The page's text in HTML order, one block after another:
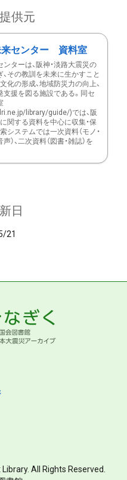
供元
来センター 資料室
ターは、阪神・淡路大震災の
その教訓を未来に生かすこと
化の形成、地域防災力の向上、
支援を図る施設である。同セ
library/guide/)では、阪
関する資料を中心に収集・保
システムでは一次資料（モノ・
）、二次資料（図書・雑誌）を
日
21
All Rights Reserved.